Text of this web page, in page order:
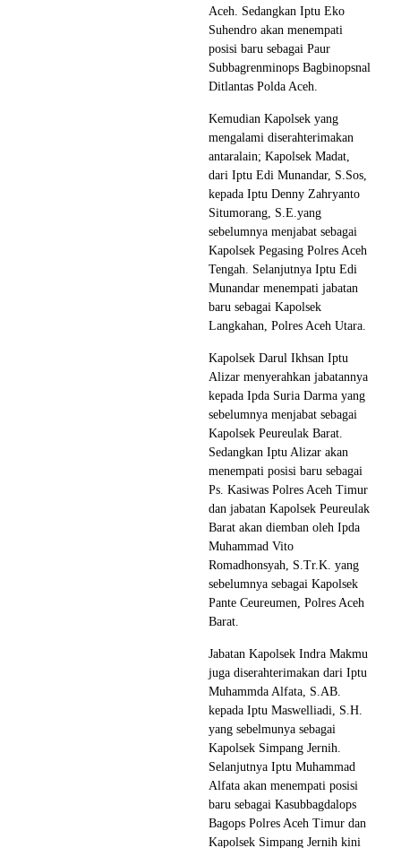
Aceh. Sedangkan Iptu Eko
Suhendro akan menempati
posisi baru sebagai Paur
Subbagrenminops Bagbinopsnal
Ditlantas Polda Aceh.
Kemudian Kapolsek yang
mengalami diserahterimakan
antaralain; Kapolsek Madat,
dari Iptu Edi Munandar, S.Sos,
kepada Iptu Denny Zahryanto
Situmorang, S.E.yang
sebelumnya menjabat sebagai
Kapolsek Pegasing Polres Aceh
Tengah. Selanjutnya Iptu Edi
Munandar menempati jabatan
baru sebagai Kapolsek
Langkahan, Polres Aceh Utara.
Kapolsek Darul Ikhsan Iptu
Alizar menyerahkan jabatannya
kepada Ipda Suria Darma yang
sebelumnya menjabat sebagai
Kapolsek Peureulak Barat.
Sedangkan Iptu Alizar akan
menempati posisi baru sebagai
Ps. Kasiwas Polres Aceh Timur
dan jabatan Kapolsek Peureulak
Barat akan diemban oleh Ipda
Muhammad Vito
Romadhonsyah, S.Tr.K. yang
sebelumnya sebagai Kapolsek
Pante Ceureumen, Polres Aceh
Barat.
Jabatan Kapolsek Indra Makmu
juga diserahterimakan dari Iptu
Muhammda Alfata, S.AB.
kepada Iptu Maswelliadi, S.H.
yang sebelmunya sebagai
Kapolsek Simpang Jernih.
Selanjutnya Iptu Muhammad
Alfata akan menempati posisi
baru sebagai Kasubbagdalops
Bagops Polres Aceh Timur dan
Kapolsek Simpang Jernih kini